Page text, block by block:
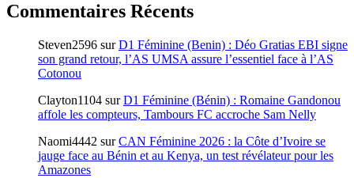
Commentaires Récents
Steven2596 surD1 Féminine (Benin) : Déo Gratias EBI signe
son grand retour, l’AS UMSA assure l’essentiel face à l’AS
Cotonou
Clayton1104 surD1 Féminine (Bénin) : Romaine Gandonou
affole les compteurs, Tambours FC accroche Sam Nelly
Naomi4442 surCAN Féminine 2026 : la Côte d’Ivoire se
jauge face au Bénin et au Kenya, un test révélateur pour les
Amazones